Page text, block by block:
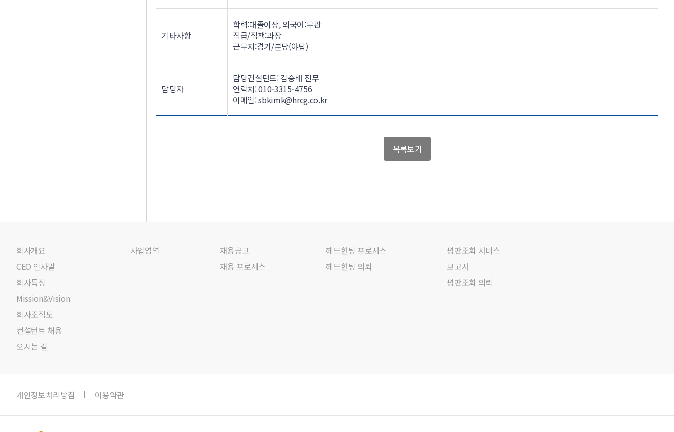
기타사항
학력:대졸이상, 외국어:무관
직급/직책:과장
근무지:경기/분당(야탑)
담당자
담당컨설턴트: 김승배 전무
연락처: 010-3315-4756
이메일: sbkimk@hrcg.co.kr
목록보기
회사개요
CEO 인사말
회사특징
Mission&Vision
회사조직도
컨설턴트 채용
오시는 길
사업영역
채용공고
채용 프로세스
헤드헌팅 프로세스
헤드헌팅 의뢰
평판조회 서비스
보고서
평판조회 의뢰
개인정보처리방침 이용약관